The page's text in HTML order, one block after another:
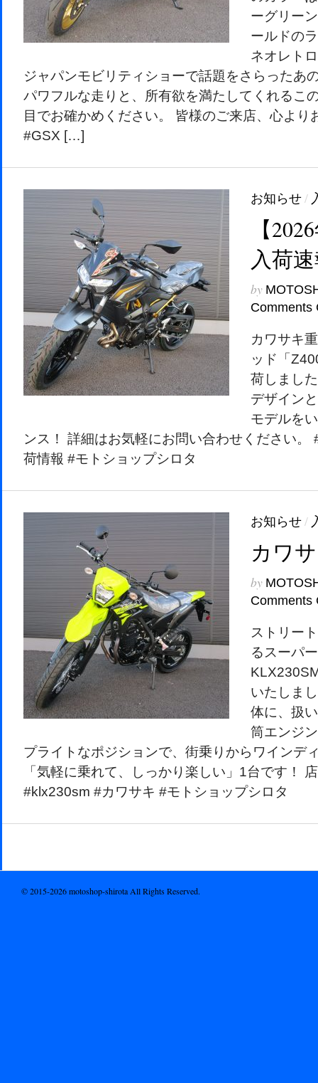
ーグリー
ールドの
ネオレト
ジャパンモビリティショーで話題をさらったあ
パワフルな走りと、所有欲を満たしてくれるこ
目でお確かめください。 皆様のご来店、心より
#GSX […]
お知らせ/
【
入荷
by
Comments
カワサキ
ッド「
荷しまし
デザイン
モデルを
ンス！ 詳細はお気軽にお問い合わせください。
荷情報 #モトショップシロタ
お知らせ/
カワ
by
Comments
ストリー
るスーパ
いたしま
体に、扱
筒エンジ
プライトなポジションで、街乗りからワインデ
「気軽に乗れて、しっかり楽しい」1台です！
#klx230sm #カワサキ #モトショップシロタ
© 2015-2026 motoshop-shirota All Rights Reserved.